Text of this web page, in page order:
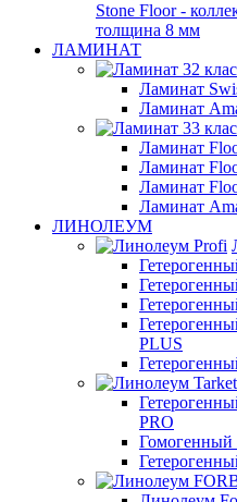
Stone Floor -
толщина 8 мм
ЛАМИНАТ
Ламинат
Ламинат
Ламинат
Ламинат
Ламинат
Ламинат
ЛИНОЛЕУМ
PLUS
PRO
Гомогенный